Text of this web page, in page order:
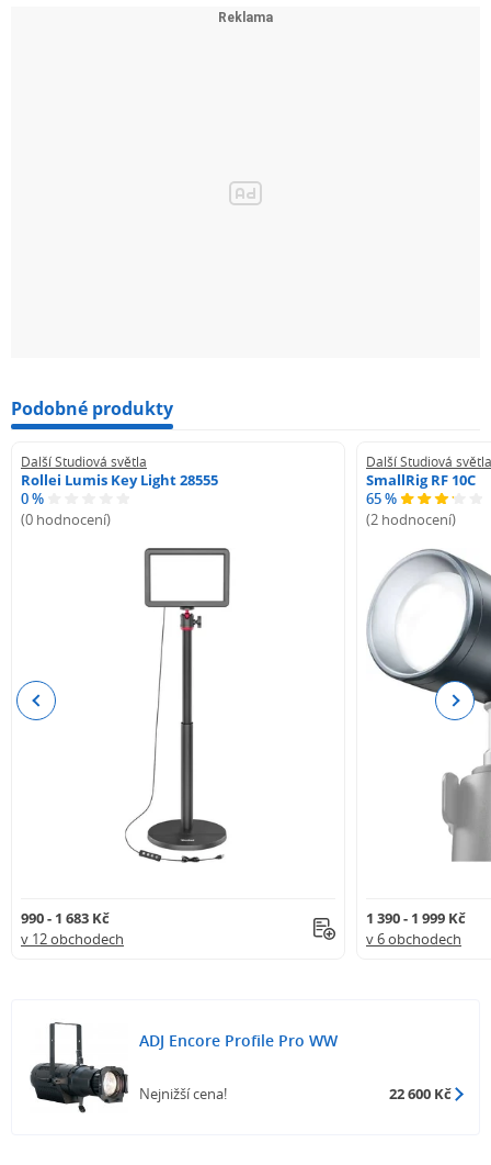
Podobné produkty
Další Studiová světla
Rollei Lumis Key Light 28555
0 %
(0 hodnocení)
990 - 1 683 Kč
v 12 obchodech
Další Studiová světla
SmallRig RF 10C
65 %
(2 hodnocení)
1 390 - 1 999 Kč
v 6 obchodech
Previous Next
ADJ Encore Profile Pro WW
Nejnižší cena! 22 600 Kč